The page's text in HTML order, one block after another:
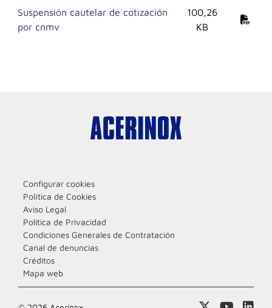
Suspensión cautelar de cotización
por cnmv
100,26
KB
Configurar cookies
Política de Cookies
Aviso Legal
Politica de Privacidad
Condiciones Generales de Contratación
Canal de denuncias
Créditos
Mapa web